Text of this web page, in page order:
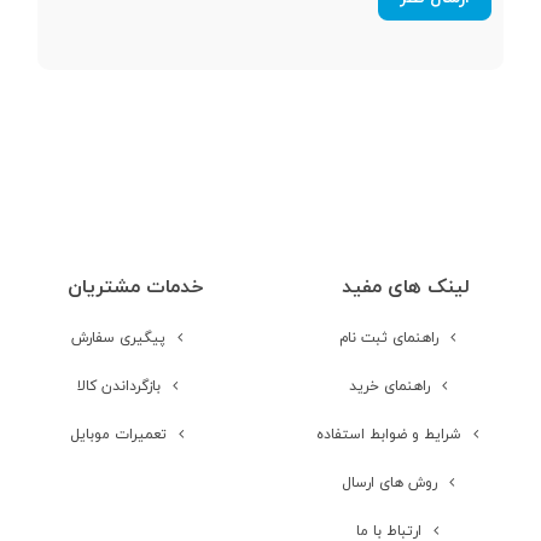
cancellation)
قطر درایور
پاشش آب) - استفاده ممتد تا 25
دارای قابلیت ANC - کاهش تاخیر صدا
لینک های مفید
راهنمای ثبت نام
راهنمای خرید
شرایط و ضوابط استفاده
روش های ارسال
ارتباط با ما
خدمات مشتریان
پیگیری سفارش
بازگرداندن کالا
تعمیرات موبایل